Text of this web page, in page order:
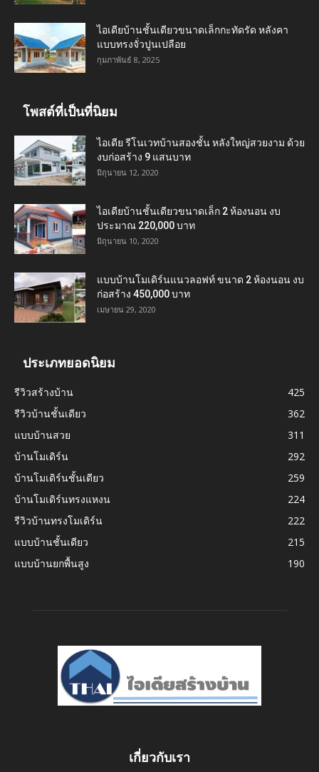
ไอเดียบ้านชั้นเดียวขนาดเล็กกะทัดรัด หลังคา
แบบทรงจั่วปูนเปลือย
กุมภาพันธ์ 8, 2025
โพสต์ที่เป็นที่นิยม
ไอเดีย รีโนเวทบ้านสองชั้น หลังใหญ่สวยงาม ด้วย
งบก่อสร้าง 9 แสนบาท
มิถุนายน 12, 2020
ไอเดียบ้านชั้นเดียวขนาดเล็ก 2 ห้องนอน งบ
ประมาณ 220,000 บาท
มิถุนายน 10, 2020
แบบบ้านโมเดิร์นแนวลอฟท์ ขนาด 2 ห้องนอน งบ
ก่อสร้าง 450,000 บาท
เมษายน 29, 2020
ประเภทยอดนิยม
รีวิวสร้างบ้าน
425
รีวิวบ้านชั้นเดียว
362
แบบบ้านสวย
311
บ้านโมเดิร์น
292
บ้านโมเดิร์นชั้นเดียว
259
บ้านโมเดิร์นทรงแหงน
224
รีวิวบ้านทรงโมเดิร์น
222
แบบบ้านชั้นเดียว
215
แบบบ้านยกพื้นสูง
190
เกี่ยวกับเรา